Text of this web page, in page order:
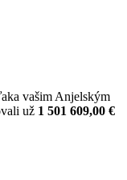
vašim Anjelským
už 1 501 609,00 €